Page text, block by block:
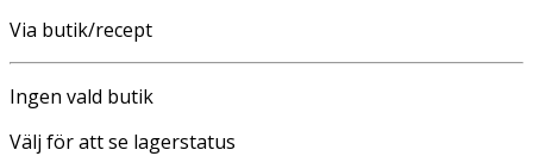
Via butik/recept
Ingen vald butik
Välj för att se lagerstatus